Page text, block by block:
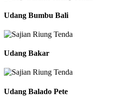
Udang Bumbu Bali
Udang Bakar
Udang Balado Pete